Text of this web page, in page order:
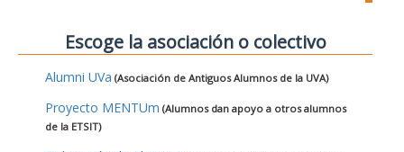
Escoge la asociación o colectivo
Alumni UVa (Asociación de Antiguos Alumnos de la UVA)
Proyecto MENTUm (Alumnos dan apoyo a otros alumnos
de la ETSIT)